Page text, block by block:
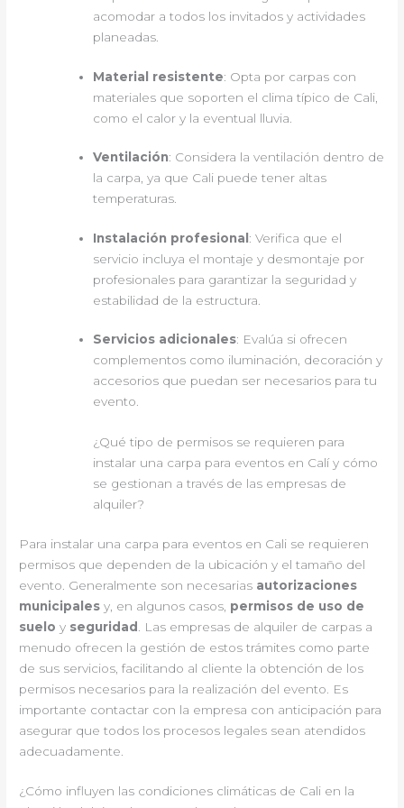
acomodar a todos los invitados y actividades
planeadas.
Material resistente: Opta por carpas con
materiales que soporten el clima típico de Cali,
como el calor y la eventual lluvia.
Ventilación: Considera la ventilación dentro de
la carpa, ya que Cali puede tener altas
temperaturas.
Instalación profesional : Verifica que el
servicio incluya el montaje y desmontaje por
profesionales para garantizar la seguridad y
estabilidad de la estructura.
Servicios adicionales: Evalúa si ofrecen
complementos como iluminación, decoración y
accesorios que puedan ser necesarios para tu
evento.
¿Qué tipo de permisos se requieren para
instalar una carpa para eventos en Calí y cómo
se gestionan a través de las empresas de
alquiler?
Para instalar una carpa para eventos en Cali se requieren
permisos que dependen de la ubicación y el tamaño del
evento. Generalmente son necesarias autorizaciones
municipales y, en algunos casos, permisos de uso de
suelo y seguridad . Las empresas de alquiler de carpas a
menudo ofrecen la gestión de estos trámites como parte
de sus servicios, facilitando al cliente la obtención de los
permisos necesarios para la realización del evento. Es
importante contactar con la empresa con anticipación para
asegurar que todos los procesos legales sean atendidos
adecuadamente.
¿Cómo influyen las condiciones climáticas de Cali en la